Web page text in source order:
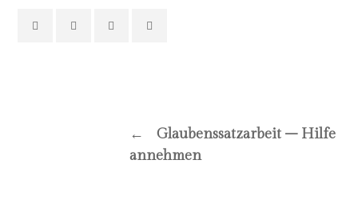
←
Glaubenssatzarbeit – Hilfe
annehmen